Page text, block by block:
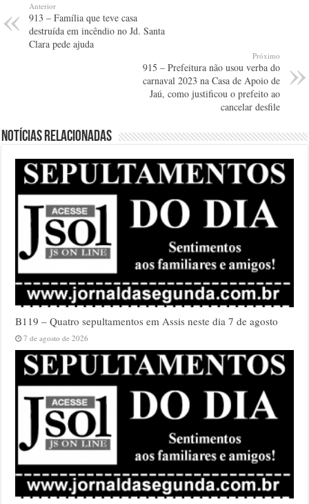
Anterior
913 – Família que teve casa
destruída em incêndio no Jd. Santa
Clara pede ajuda
Próximo
915 – Prefeitura não usou verba do
carnaval 2023 na Casa de Apoio de
Jaú, como justificou o prefeito ao
cancelar desfile
Notícias relacionadas
B119 – Quatro sepultamentos em Assis neste dia 7 de agosto
7 de agosto de 2026